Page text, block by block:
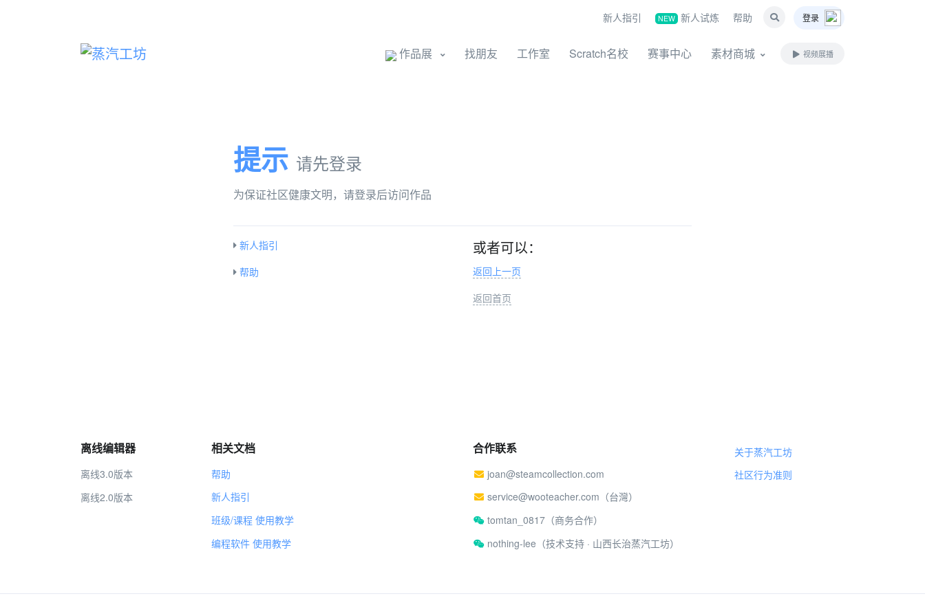
新人指引 NEW 新人试炼 帮助 登录
作品展 找朋友 工作室 Scratch名校 赛事中心 素材商城 视频展播
提示 请先登录
为保证社区健康文明，请登录后访问作品
新人指引
帮助
或者可以：
返回上一页
返回首页
离线编辑器
离线3.0版本
离线2.0版本
相关文档
帮助
新人指引
班级/课程 使用教学
编程软件 使用教学
合作联系
joan@steamcollection.com
service@wooteacher.com（台灣）
tomtan_0817（商务合作）
nothing-lee（技术支持 · 山西长治蒸汽工坊）
关于蒸汽工坊
社区行为准则